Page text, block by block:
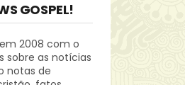
GOSPEL!
2008 com o
sobre as notícias
notas de